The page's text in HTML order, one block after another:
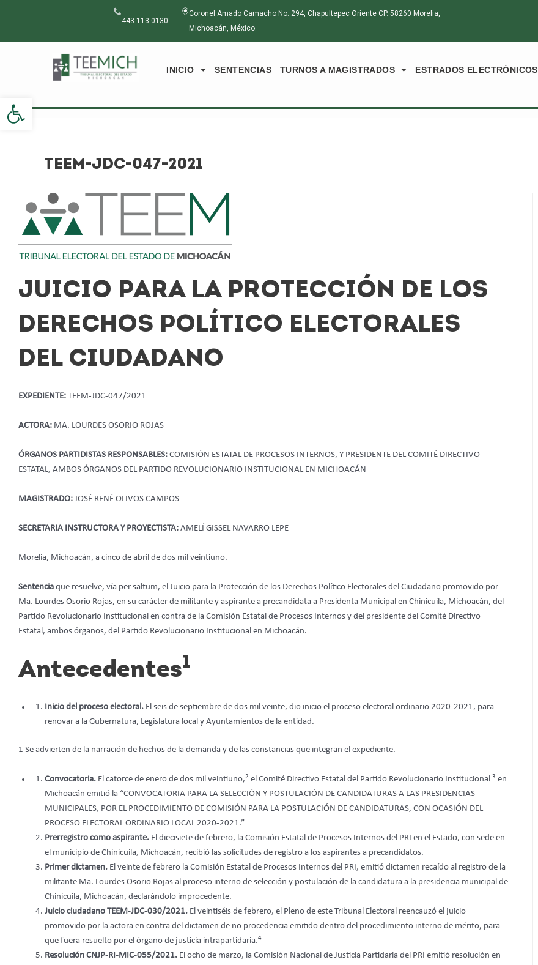
Abrir barra de herramientas
443 113 0130
Coronel Amado Camacho No. 294, Chapultepec Oriente CP. 58260 Morelia,
Michoacán, México.
INICIO SENTENCIAS TURNOS A MAGISTRADOS ESTRADOS ELECTRÓNICOS
TEEM-JDC-047-2021
JUICIO PARA LA PROTECCIÓN DE LOS
DERECHOS POLÍTICO ELECTORALES
DEL CIUDADANO
EXPEDIENTE: TEEM-JDC-047/2021
ACTORA: MA. LOURDES OSORIO ROJAS
ÓRGANOS PARTIDISTAS RESPONSABLES: COMISIÓN ESTATAL DE PROCESOS INTERNOS, Y PRESIDENTE DEL COMITÉ DIRECTIVO
ESTATAL, AMBOS ÓRGANOS DEL PARTIDO REVOLUCIONARIO INSTITUCIONAL EN MICHOACÁN
MAGISTRADO: JOSÉ RENÉ OLIVOS CAMPOS
SECRETARIA INSTRUCTORA Y PROYECTISTA: AMELÍ GISSEL NAVARRO LEPE
Morelia, Michoacán, a cinco de abril de dos mil veintiuno.
Sentencia que resuelve, vía per saltum, el Juicio para la Protección de los Derechos Político Electorales del Ciudadano promovido por
Ma. Lourdes Osorio Rojas, en su carácter de militante y aspirante a precandidata a Presidenta Municipal en Chinicuila, Michoacán, del
Partido Revolucionario Institucional en contra de la Comisión Estatal de Procesos Internos y del presidente del Comité Directivo
Estatal, ambos órganos, del Partido Revolucionario Institucional en Michoacán.
Antecedentes1
Inicio del proceso electoral. El seis de septiembre de dos mil veinte, dio inicio el proceso electoral ordinario 2020-2021, para
renovar a la Gubernatura, Legislatura local y Ayuntamientos de la entidad.
1 Se advierten de la narración de hechos de la demanda y de las constancias que integran el expediente.
Convocatoria. El catorce de enero de dos mil veintiuno,2 el Comité Directivo Estatal del Partido Revolucionario Institucional 3 en
Michoacán emitió la “CONVOCATORIA PARA LA SELECCIÓN Y POSTULACIÓN DE CANDIDATURAS A LAS PRESIDENCIAS
MUNICIPALES, POR EL PROCEDIMIENTO DE COMISIÓN PARA LA POSTULACIÓN DE CANDIDATURAS, CON OCASIÓN DEL
PROCESO ELECTORAL ORDINARIO LOCAL 2020-2021.”
Prerregistro como aspirante. El diecisiete de febrero, la Comisión Estatal de Procesos Internos del PRI en el Estado, con sede en
el municipio de Chinicuila, Michoacán, recibió las solicitudes de registro a los aspirantes a precandidatos.
Primer dictamen. El veinte de febrero la Comisión Estatal de Procesos Internos del PRI, emitió dictamen recaído al registro de la
militante Ma. Lourdes Osorio Rojas al proceso interno de selección y postulación de la candidatura a la presidencia municipal de
Chinicuila, Michoacán, declarándolo improcedente.
Juicio ciudadano TEEM-JDC-030/2021. El veintiséis de febrero, el Pleno de este Tribunal Electoral reencauzó el juicio
promovido por la actora en contra del dictamen de no procedencia emitido dentro del procedimiento interno de mérito, para
que fuera resuelto por el órgano de justicia intrapartidaria.4
Resolución CNJP-RI-MIC-055/2021. El ocho de marzo, la Comisión Nacional de Justicia Partidaria del PRI emitió resolución en